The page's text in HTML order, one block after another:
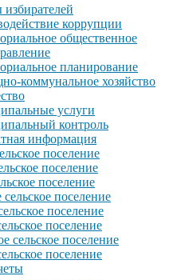
коррупции
общественное
планирование
коммунальное хозяйство
услуги
контроль
информация
поселение
поселение
поселение
сельское поселение
поселение
поселение
сельское поселение
поселение